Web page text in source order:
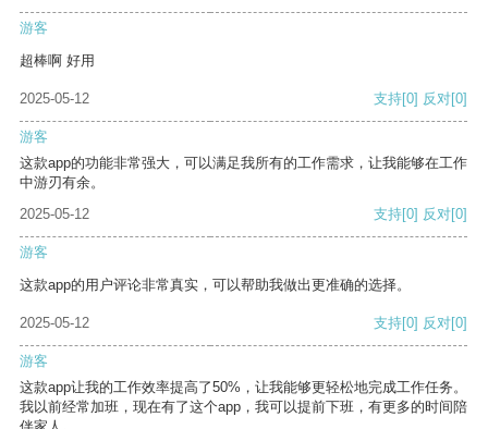
游客
超棒啊 好用
2025-05-12 支持[0] 反对[0]
游客
这款app的功能非常强大，可以满足我所有的工作需求，让我能够在工作
中游刃有余。
2025-05-12
支持[0] 反对[0]
游客
这款app的用户评论非常真实，可以帮助我做出更准确的选择。
2025-05-12 支持[0] 反对[0]
游客
这款app让我的工作效率提高了50%，让我能够更轻松地完成工作任务。
我以前经常加班，现在有了这个app，我可以提前下班，有更多的时间陪